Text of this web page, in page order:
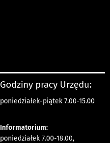
Godziny pracy Urzędu:
poniedziałek-piątek 7.00-15.00
Informatorium:
poniedziałek 7.00-18.00,